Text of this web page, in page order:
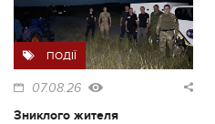
ПОДІЇ
07.08.26
Зниклого жителя